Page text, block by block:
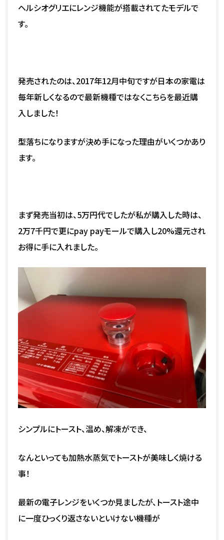
ヘルシオグリエにレンジ機能が搭載されてたモデルで
す。
発売されたのは、2017年12月中旬ですが日本の家電は
毎年新しくなるので最新機種ではなくこちらを最近購
入しました！
型落ちになりますが決め手になった理由がいくつかあり
ます。
まず発売当初は、5万円代でしたが私が購入した時は、
2万7千円で更にpay payモールで購入し20%還元され
お得に手に入れました。
シンプルにトースト、温め、解凍ができ、
なんといっても加熱水蒸気でトーストが美味しく焼ける
事！
最新の電子レンジをいくつか見ましたが、トースト途中
に一度ひっくり返さないといけない機種が